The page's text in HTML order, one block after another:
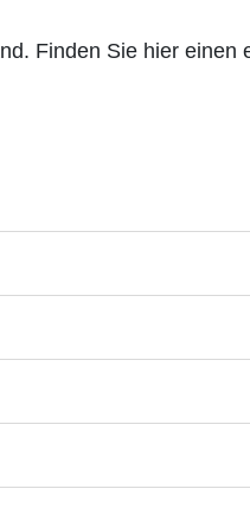
Finden Sie hier einen